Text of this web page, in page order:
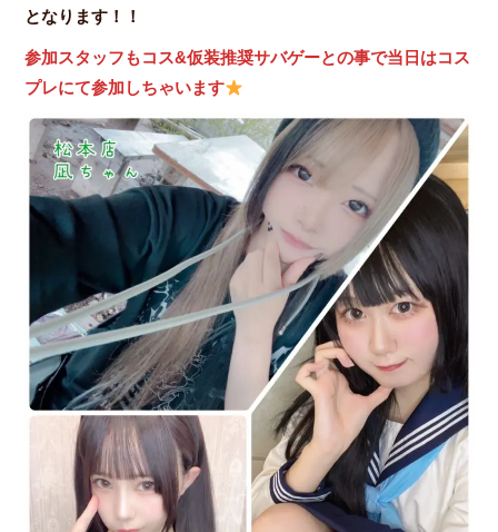
となります！！
参加スタッフもコス&仮装推奨サバゲーとの事で当日はコス
プレにて参加しちゃいます